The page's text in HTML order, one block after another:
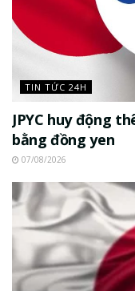
TIN TỨC 24H
JPYC huy động
bằng đồng yen
07/08/2026